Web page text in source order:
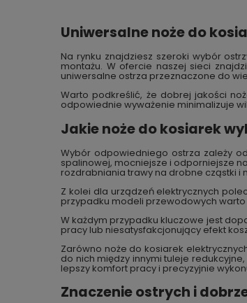
Uniwersalne noże do
Na rynku znajdziesz szeroki wybór
montażu. W ofercie naszej sieci
uniwersalne ostrza przeznaczone do
Warto podkreślić, że dobrej jakości
odpowiednie wyważenie minimalizuje
Jakie noże do kosiarek
Wybór odpowiedniego ostrza zależy
spalinowej, mocniejsze i odporniejsze
rozdrabniania trawy na drobne cząstki i
Z kolei dla urządzeń elektrycznych
przypadku modeli przewodowych
W każdym przypadku kluczowe jest
pracy lub niesatysfakcjonujący efekt
Zarówno noże do kosiarek
do nich między innymi tuleje
lepszy komfort pracy i precyzyjnie
Znaczenie ostrych i